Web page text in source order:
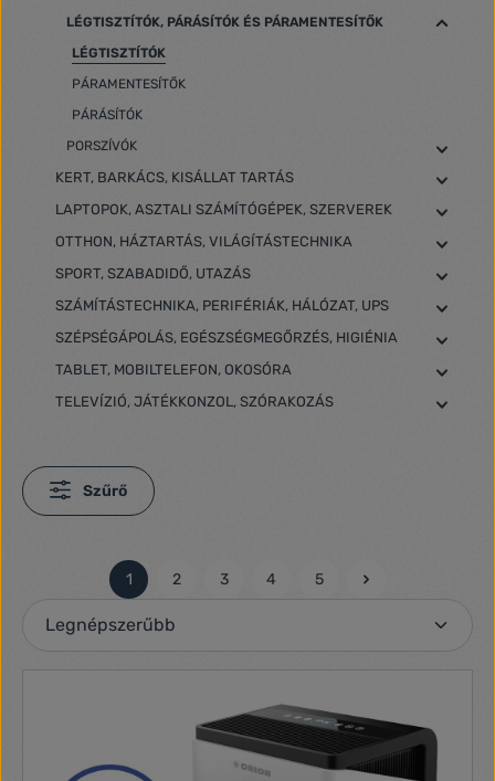
LÉGTISZTÍTÓK, PÁRÁSÍTÓK ÉS PÁRAMENTESÍTŐK
LÉGTISZTÍTÓK
PÁRAMENTESÍTŐK
PÁRÁSÍTÓK
PORSZÍVÓK
KERT, BARKÁCS, KISÁLLAT TARTÁS
LAPTOPOK, ASZTALI SZÁMÍTÓGÉPEK, SZERVEREK
OTTHON, HÁZTARTÁS, VILÁGÍTÁSTECHNIKA
SPORT, SZABADIDŐ, UTAZÁS
SZÁMÍTÁSTECHNIKA, PERIFÉRIÁK, HÁLÓZAT, UPS
SZÉPSÉGÁPOLÁS, EGÉSZSÉGMEGŐRZÉS, HIGIÉNIA
TABLET, MOBILTELEFON, OKOSÓRA
TELEVÍZIÓ, JÁTÉKKONZOL, SZÓRAKOZÁS
Szűrő
Oldal
1
Oldal
2
Oldal
3
Oldal
4
Oldal
5